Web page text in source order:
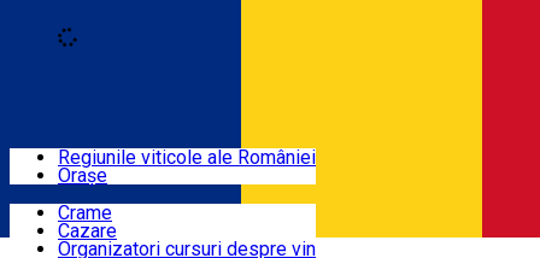
Locuri cu vin
Rute
Regiunile viticole ale României
Orașe
Crame
Cazare
Organizatori cursuri despre vin